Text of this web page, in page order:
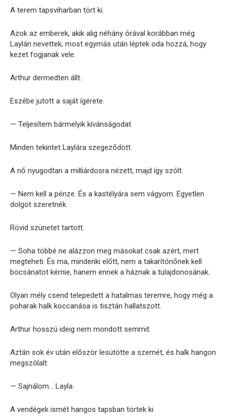
A terem tapsviharban tört ki.
Azok az emberek, akik alig néhány órával korábban még
Laylán nevettek, most egymás után léptek oda hozzá, hogy
kezet fogjanak vele.
Arthur dermedten állt.
Eszébe jutott a saját ígérete.
— Teljesítem bármelyik kívánságodat.
Minden tekintet Laylára szegeződött.
A nő nyugodtan a milliárdosra nézett, majd így szólt:
— Nem kell a pénze. És a kastélyára sem vágyom. Egyetlen
dolgot szeretnék.
Rövid szünetet tartott.
— Soha többé ne alázzon meg másokat csak azért, mert
megteheti. És ma, mindenki előtt, nem a takarítónőnek kell
bocsánatot kérnie, hanem ennek a háznak a tulajdonosának.
Olyan mély csend telepedett a hatalmas teremre, hogy még a
poharak halk koccanása is tisztán hallatszott.
Arthur hosszú ideig nem mondott semmit.
Aztán sok év után először lesütötte a szemét, és halk hangon
megszólalt:
— Sajnálom… Layla.
A vendégek ismét hangos tapsban törtek ki.